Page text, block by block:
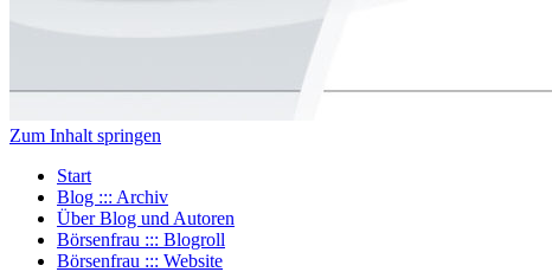
Zum Inhalt springen
Start
Blog ::: Archiv
Über Blog und Autoren
Börsenfrau ::: Blogroll
Börsenfrau ::: Website